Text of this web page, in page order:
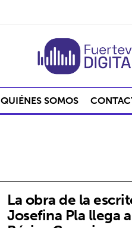
QUIÉNES SOMOS
La obra de la
Josefina Pla llega